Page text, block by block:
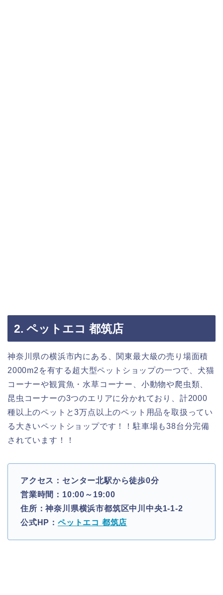
2. ペットエコ 都筑店
神奈川県の横浜市内にある、関東最大級の売り場面積
2000m2を有する超大型ペットショップの一つで、犬猫
コーナーや観賞魚・水草コーナー、小動物や爬虫類、
昆虫コーナーの3つのエリアに分かれており、計2000
種以上のペットと3万点以上のペット用品を取扱ってい
る大きいペットショップです！！駐車場も38台分完備
されています！！
アクセス：センター北駅から徒歩0分
営業時間：10:00～19:00
住所：神奈川県横浜市都筑区中川中央1-1-2
公式HP： ペットエコ 都筑店